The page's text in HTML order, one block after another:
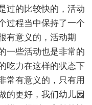
过的比较快的，活动
过程当中保持了一个
有意义的，活动期
一些活动也是非常的
吃力在这样的状态下
常有意义的，只有用
的更好，我们幼儿园